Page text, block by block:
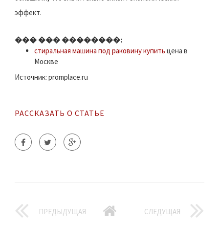
эффект.
��� ��� ��������:
стиральная машина под раковину купить цена в
Москве
Источник: promplace.ru
РАССКАЗАТЬ О СТАТЬЕ
ПРЕДЫДУЩАЯ СЛЕДУЩАЯ